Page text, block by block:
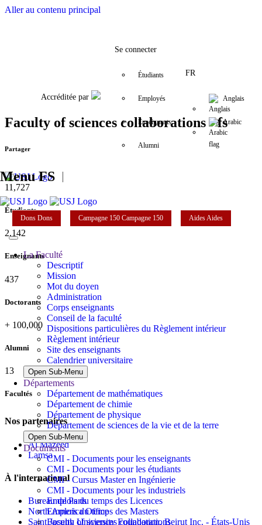
Aller au contenu principal
FacebookTwitter
Accréditée par
Se connecter
Étudiants
Employés
Enseignants
Alumni
FR
Anglais
Arabic
Menu FS
Dons Dons Campagne 150 Campagne 150 AidesAides
La Faculté
Descriptif
Mission
Mot du doyen
Administration
Corps enseignants
Conseil de la faculté
Dispositions particulières du Règlement intérieur
Règlement intérieur
Site des enseignants
Calendrier universitaire
Open Sub-Menu
Départements
Département de mathématiques
Département de chimie
Département de physique
Département de sciences de la vie et de la terre
Open Sub-Menu
Documents
CMI - Documents pour les enseignants
CMI - Documents pour les étudiants
CMI - Cursus Master en Ingénierie
CMI - Documents pour les industriels
Emplois du temps des Licences
Emplois du temps des Masters
Faculty of sciences collaborations
Faculty of sciences collaborations - fs
Partager
11,727
Étudiants
2,142
Enseignants
437
Doctorants
+ 100,000
Alumni
13
Facultés
Nos partenaires
Al Mazeed
Lamsa
À l'international
Bureau de Paris
North America Office
Saint Joseph University Foundation, Beirut Inc. - États-Unis